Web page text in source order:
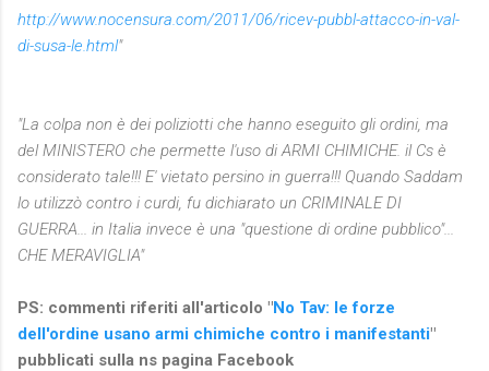
http://www.nocensura.com/2011/06/ricev-pubbl-attacco-in-val-
di-susa-le.html"
"La colpa non è dei poliziotti che hanno eseguito gli ordini, ma
del MINISTERO che permette l'uso di ARMI CHIMICHE. il Cs è
considerato tale!!! E' vietato persino in guerra!!! Quando Saddam
lo utilizzò contro i curdi, fu dichiarato un CRIMINALE DI
GUERRA... in Italia invece è una "questione di ordine pubblico"...
CHE MERAVIGLIA"
PS: commenti riferiti all'articolo "No Tav: le forze
dell'ordine usano armi chimiche contro i manifestanti"
pubblicati sulla ns pagina Facebook